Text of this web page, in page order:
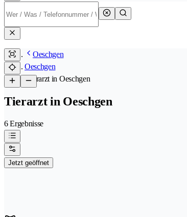
Oeschgen
Oeschgen
/Tierarzt in Oeschgen
Tierarzt in Oeschgen
6 Ergebnisse
Jetzt geöffnet